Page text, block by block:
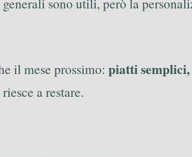
sono utili, però la
il mese prossimo: piatti
a restare.